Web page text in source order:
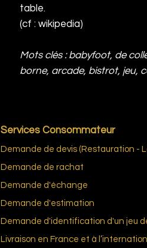
table.
(cf : wikipedia)
Mots clés : babyfoot, de
borne, arcade, bistrot, jeu,
Services Consommateur
Demande de devis (Restauration -
Demande de rachat
Demande d'échange
Demande d'estimation
Demande d'identification d'un jeu
Livraison en France et à